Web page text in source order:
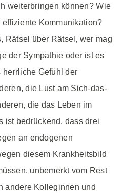
weiterbringen können? Wie
Kommunikation?
Rätsel über Rätsel, wer mag
der Sympathie oder ist es
herrliche Gefühl der
die Lust am Sich-das-
die das Leben im
ist bedrückend, dass drei
an endogenen
diesem Krankheitsbild
unbemerkt vom Rest
andere Kolleginnen und